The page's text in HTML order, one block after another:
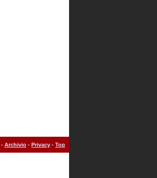
- Archivio - Privacy - Top